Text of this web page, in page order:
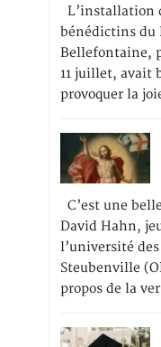
L’installation
bénédictins du
Bellefontaine,
11 juillet, avait
provoquer la
C’est une
David Hahn,
l’université
Steubenville
propos de la